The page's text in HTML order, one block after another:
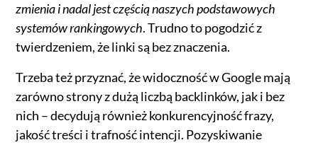
zmienia i nadal jest częścią naszych podstawowych
systemów rankingowych. Trudno to pogodzić z
twierdzeniem, że linki są bez znaczenia.
Trzeba też przyznać, że widoczność w Google mają
zarówno strony z dużą liczbą backlinków, jak i bez
nich – decydują również konkurencyjność frazy,
jakość treści i trafność intencji. Pozyskiwanie